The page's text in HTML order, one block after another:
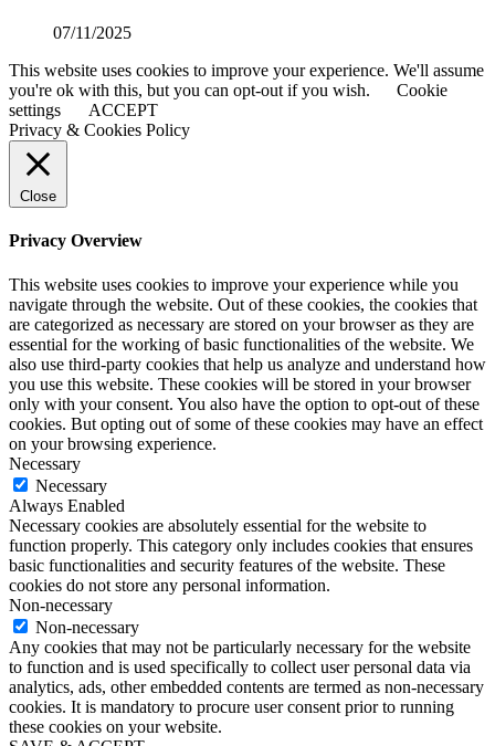
07/11/2025
This website uses cookies to improve your experience. We'll assume
you're ok with this, but you can opt-out if you wish.
Cookie
settings
ACCEPT
Privacy & Cookies Policy
Close
Privacy Overview
This website uses cookies to improve your experience while you
navigate through the website. Out of these cookies, the cookies that
are categorized as necessary are stored on your browser as they are
essential for the working of basic functionalities of the website. We
also use third-party cookies that help us analyze and understand how
you use this website. These cookies will be stored in your browser
only with your consent. You also have the option to opt-out of these
cookies. But opting out of some of these cookies may have an effect
on your browsing experience.
Necessary
Necessary
Always Enabled
Necessary cookies are absolutely essential for the website to
function properly. This category only includes cookies that ensures
basic functionalities and security features of the website. These
cookies do not store any personal information.
Non-necessary
Non-necessary
Any cookies that may not be particularly necessary for the website
to function and is used specifically to collect user personal data via
analytics, ads, other embedded contents are termed as non-necessary
cookies. It is mandatory to procure user consent prior to running
these cookies on your website.